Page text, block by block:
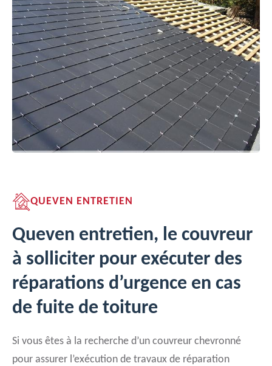
QUEVEN ENTRETIEN
Queven entretien, le couvreur
à solliciter pour exécuter des
réparations d’urgence en cas
de fuite de toiture
Si vous êtes à la recherche d’un couvreur chevronné
pour assurer l’exécution de travaux de réparation